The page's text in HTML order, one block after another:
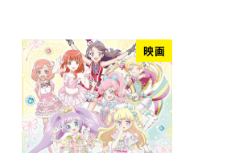
映画